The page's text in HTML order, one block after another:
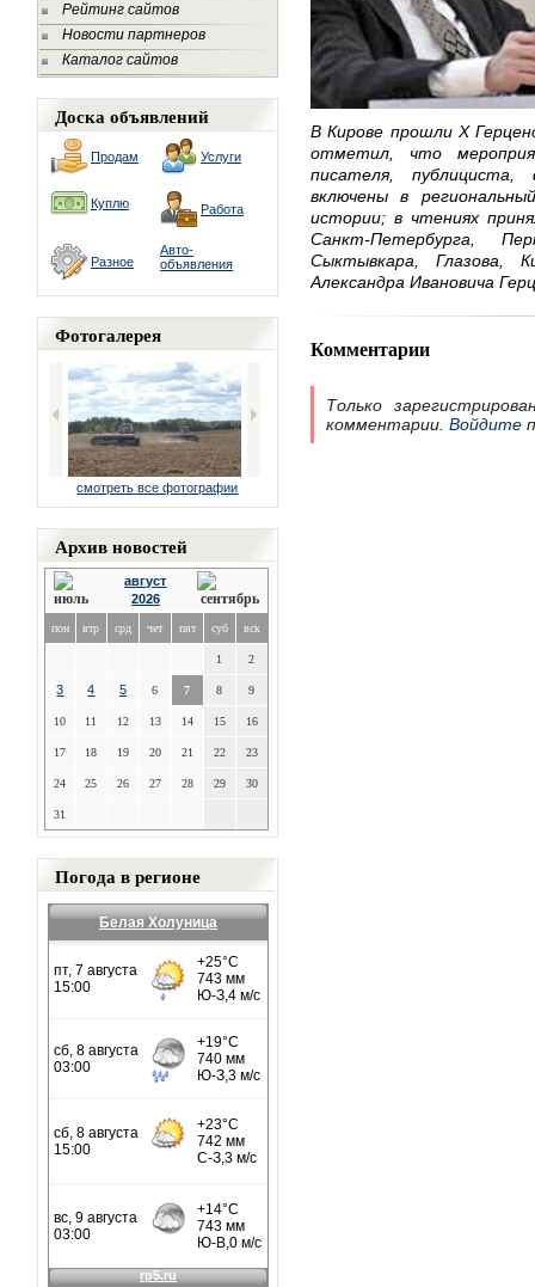
Рейтинг сайтов
Новости партнеров
Каталог сайтов
Доска объявлений
Продам Услуги
Куплю Работа
Разное
Авто-
объявления
Фотогалерея
смотреть все фотографии
Архив новостей
август
2026
пон втр срд чет пят суб вск
1 2
3 4 5 6 7 8 9
10 11 12 13 14 15 16
17 18 19 20 21 22 23
24 25 26 27 28 29 30
31
Погода в регионе
Белая Холуница
В Кирове прошли X
отметил, что
писателя, публициста,
включены в
истории; в чтениях
Санкт-Петербурга,
Сыктывкара, Глазова,
Александра Ивановича
Комментарии
Только
комментарии. Войдите